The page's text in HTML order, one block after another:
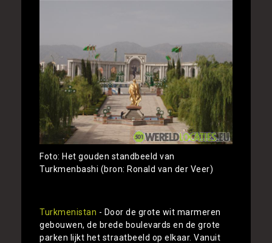
Foto: Het gouden standbeeld van
Turkmenbashi (bron: Ronald van der Veer)
Turkmenistan - Door de grote wit marmeren
gebouwen, de brede boulevards en de grote
parken lijkt het straatbeeld op elkaar. Vanuit